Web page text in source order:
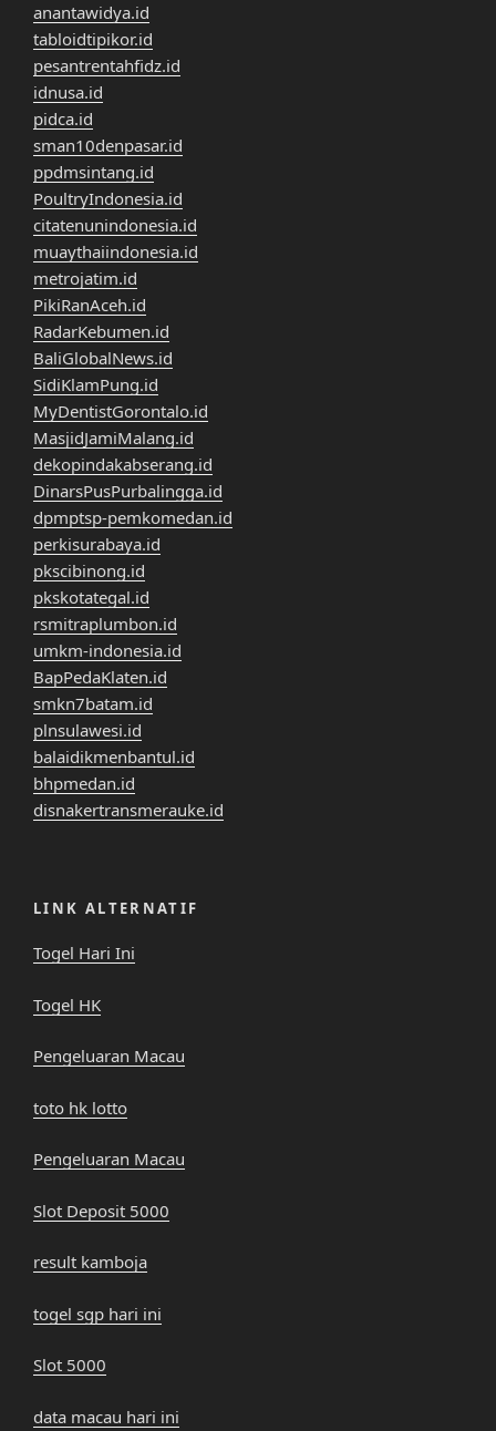
anantawidya.id
tabloidtipikor.id
pesantrentahfidz.id
idnusa.id
pidca.id
sman10denpasar.id
ppdmsintang.id
PoultryIndonesia.id
citatenunindonesia.id
muaythaiindonesia.id
metrojatim.id
PikiRanAceh.id
RadarKebumen.id
BaliGlobalNews.id
SidiKlamPung.id
MyDentistGorontalo.id
MasjidJamiMalang.id
dekopindakabserang.id
DinarsPusPurbalingga.id
dpmptsp-pemkomedan.id
perkisurabaya.id
pkscibinong.id
pkskotategal.id
rsmitraplumbon.id
umkm-indonesia.id
BapPedaKlaten.id
smkn7batam.id
plnsulawesi.id
balaidikmenbantul.id
bhpmedan.id
disnakertransmerauke.id
LINK ALTERNATIF
Togel Hari Ini
Togel HK
Pengeluaran Macau
toto hk lotto
Pengeluaran Macau
Slot Deposit 5000
result kamboja
togel sgp hari ini
Slot 5000
data macau hari ini